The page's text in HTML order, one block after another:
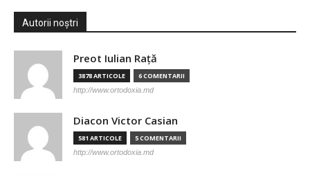
Autorii noștri
Preot Iulian Raţă
3878 ARTICOLE 6 COMENTARII
http://www.ortodoxia.md
Diacon Victor Casian
581 ARTICOLE 5 COMENTARII
http://www.ortodoxia.md